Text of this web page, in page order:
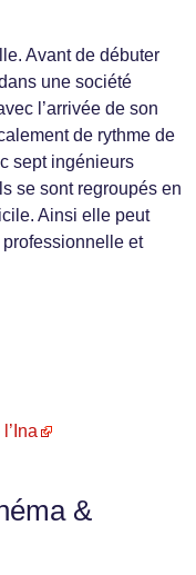
Avant de débuter
une société
l’arrivée de son
de rythme de
sept ingénieurs
se sont regroupés en
Ainsi elle peut
et
&